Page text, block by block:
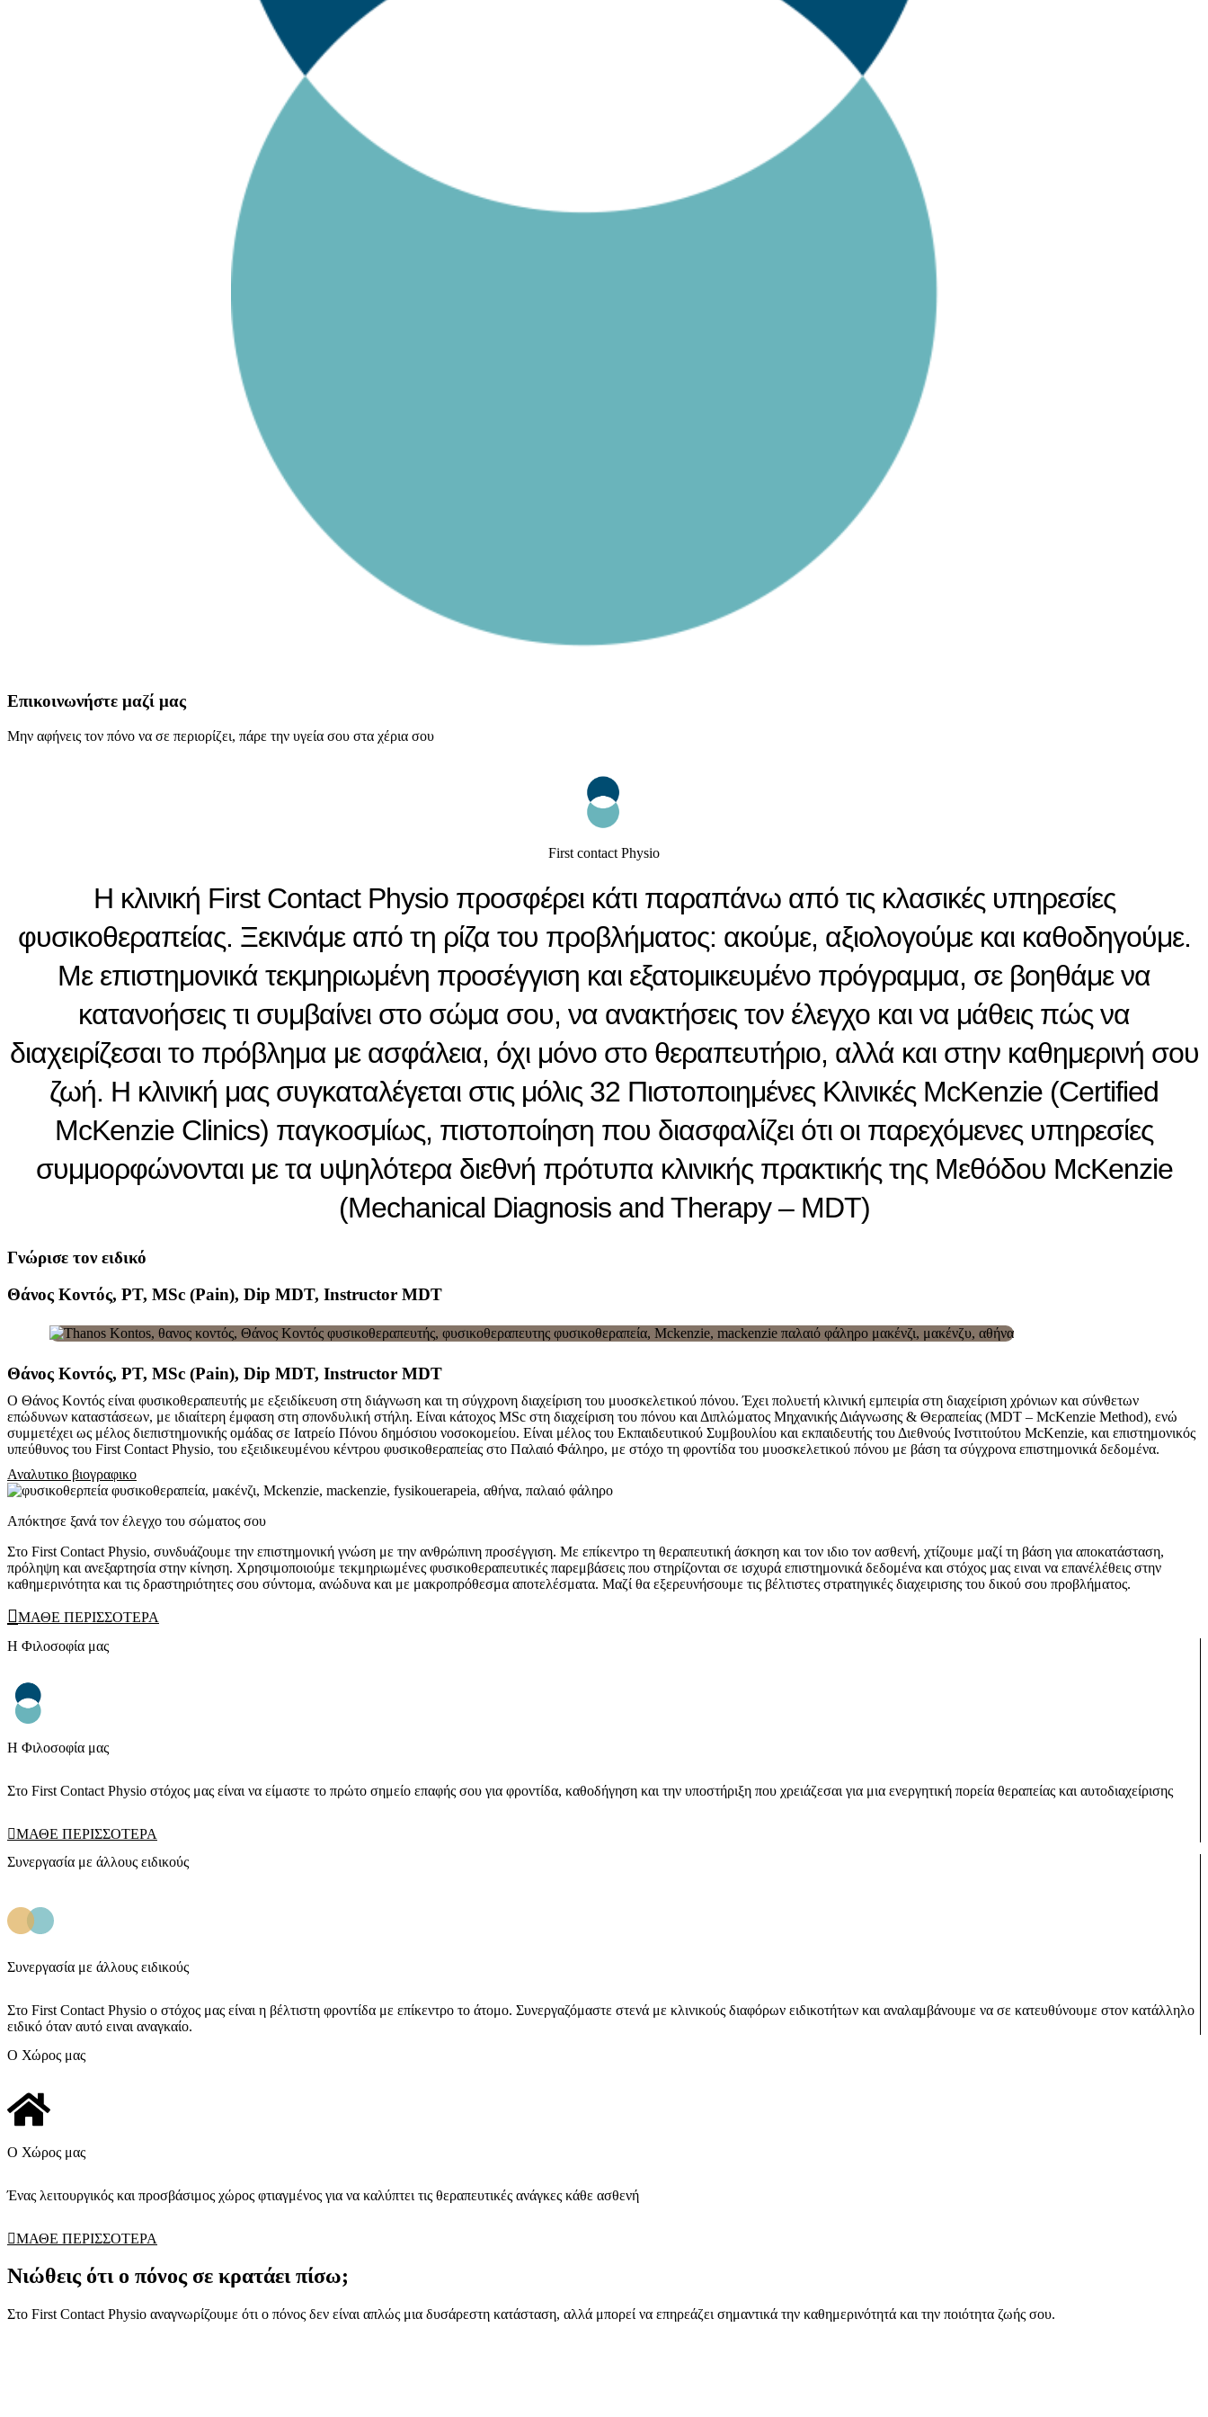
Επικοινωνήστε μαζί μας
Μην αφήνεις τον πόνο να σε περιορίζει, πάρε την υγεία σου στα χέρια σου
First contact Physio
Η κλινική First Contact Physio προσφέρει κάτι παραπάνω από τις κλασικές υπηρεσίες
φυσικοθεραπείας. Ξεκινάμε από τη ρίζα του προβλήματος: ακούμε, αξιολογούμε και καθοδηγούμε.
Με επιστημονικά τεκμηριωμένη προσέγγιση και εξατομικευμένο πρόγραμμα, σε βοηθάμε να
κατανοήσεις τι συμβαίνει στο σώμα σου, να ανακτήσεις τον έλεγχο και να μάθεις πώς να
διαχειρίζεσαι το πρόβλημα με ασφάλεια, όχι μόνο στο θεραπευτήριο, αλλά και στην καθημερινή σου
ζωή. Η κλινική μας συγκαταλέγεται στις μόλις 32 Πιστοποιημένες Κλινικές McKenzie (Certified
McKenzie Clinics) παγκοσμίως, πιστοποίηση που διασφαλίζει ότι οι παρεχόμενες υπηρεσίες
συμμορφώνονται με τα υψηλότερα διεθνή πρότυπα κλινικής πρακτικής της Μεθόδου McKenzie
(Mechanical Diagnosis and Therapy – MDT)
Γνώρισε τον ειδικό
Θάνος Κοντός, PT, MSc (Pain), Dip MDT, Instructor MDT
Θάνος Κοντός, PT, MSc (Pain), Dip MDT, Instructor MDT
Ο Θάνος Κοντός είναι φυσικοθεραπευτής με εξειδίκευση στη διάγνωση και τη σύγχρονη διαχείριση του μυοσκελετικού πόνου. Έχει πολυετή κλινική εμπειρία στη διαχείριση χρόνιων και σύνθετων
επώδυνων καταστάσεων, με ιδιαίτερη έμφαση στη σπονδυλική στήλη. Είναι κάτοχος MSc στη διαχείριση του πόνου και Διπλώματος Μηχανικής Διάγνωσης & Θεραπείας (MDT – McKenzie Method), ενώ
συμμετέχει ως μέλος διεπιστημονικής ομάδας σε Ιατρείο Πόνου δημόσιου νοσοκομείου. Είναι μέλος του Εκπαιδευτικού Συμβουλίου και εκπαιδευτής του Διεθνούς Ινστιτούτου McKenzie, και επιστημονικός
υπεύθυνος του First Contact Physio, του εξειδικευμένου κέντρου φυσικοθεραπείας στο Παλαιό Φάληρο, με στόχο τη φροντίδα του μυοσκελετικού πόνου με βάση τα σύγχρονα επιστημονικά δεδομένα.
Αναλυτικο βιογραφικο
Απόκτησε ξανά τον έλεγχο του σώματος σου
Στο First Contact Physio, συνδυάζουμε την επιστημονική γνώση με την ανθρώπινη προσέγγιση. Με επίκεντρο τη θεραπευτική άσκηση και τον ιδιο τον ασθενή, χτίζουμε μαζί τη βάση για αποκατάσταση,
πρόληψη και ανεξαρτησία στην κίνηση. Χρησιμοποιούμε τεκμηριωμένες φυσικοθεραπευτικές παρεμβάσεις που στηρίζονται σε ισχυρά επιστημονικά δεδομένα και στόχος μας ειναι να επανέλέθεις στην
καθημερινότητα και τις δραστηριότητες σου σύντομα, ανώδυνα και με μακροπρόθεσμα αποτελέσματα. Μαζί θα εξερευνήσουμε τις βέλτιστες στρατηγικές διαχειρισης του δικού σου προβλήματος.
ΜΑΘΕ ΠΕΡΙΣΣΟΤΕΡΑ
Η Φιλοσοφία μας
Η Φιλοσοφία μας
Στο First Contact Physio στόχος μας είναι να είμαστε το πρώτο σημείο επαφής σου για φροντίδα, καθοδήγηση και την υποστήριξη που χρειάζεσαι για μια ενεργητική πορεία θεραπείας και αυτοδιαχείρισης
ΜΑΘΕ ΠΕΡΙΣΣΟΤΕΡΑ
Συνεργασία με άλλους ειδικούς
Συνεργασία με άλλους ειδικούς
Στο First Contact Physio ο στόχος μας είναι η βέλτιστη φροντίδα με επίκεντρο το άτομο. Συνεργαζόμαστε στενά με κλινικούς διαφόρων ειδικοτήτων και αναλαμβάνουμε να σε κατευθύνουμε στον κατάλληλο
ειδικό όταν αυτό ειναι αναγκαίο.
Ο Χώρος μας
Ο Χώρος μας
Ένας λειτουργικός και προσβάσιμος χώρος φτιαγμένος για να καλύπτει τις θεραπευτικές ανάγκες κάθε ασθενή
ΜΑΘΕ ΠΕΡΙΣΣΟΤΕΡΑ
Νιώθεις ότι ο πόνος σε κρατάει πίσω;
Στο First Contact Physio αναγνωρίζουμε ότι ο πόνος δεν είναι απλώς μια δυσάρεστη κατάσταση, αλλά μπορεί να επηρεάζει σημαντικά την καθημερινότητά και την ποιότητα ζωής σου.